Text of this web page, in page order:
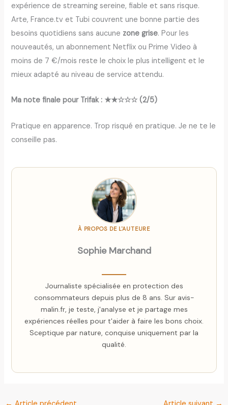
expérience de streaming sereine, fiable et sans risque.
Arte, France.tv et Tubi couvrent une bonne partie des
besoins quotidiens sans aucune zone grise. Pour les
nouveautés, un abonnement Netflix ou Prime Video à
moins de 7 €/mois reste le choix le plus intelligent et le
mieux adapté au niveau de service attendu.
Ma note finale pour Trifak : ★★☆☆☆ (2/5)
Pratique en apparence. Trop risqué en pratique. Je ne te le
conseille pas.
À PROPOS DE L'AUTEURE
Sophie Marchand
Journaliste spécialisée en protection des
consommateurs depuis plus de 8 ans. Sur avis-
malin.fr, je teste, j'analyse et je partage mes
expériences réelles pour t'aider à faire les bons choix.
Sceptique par nature, conquise uniquement par la
qualité.